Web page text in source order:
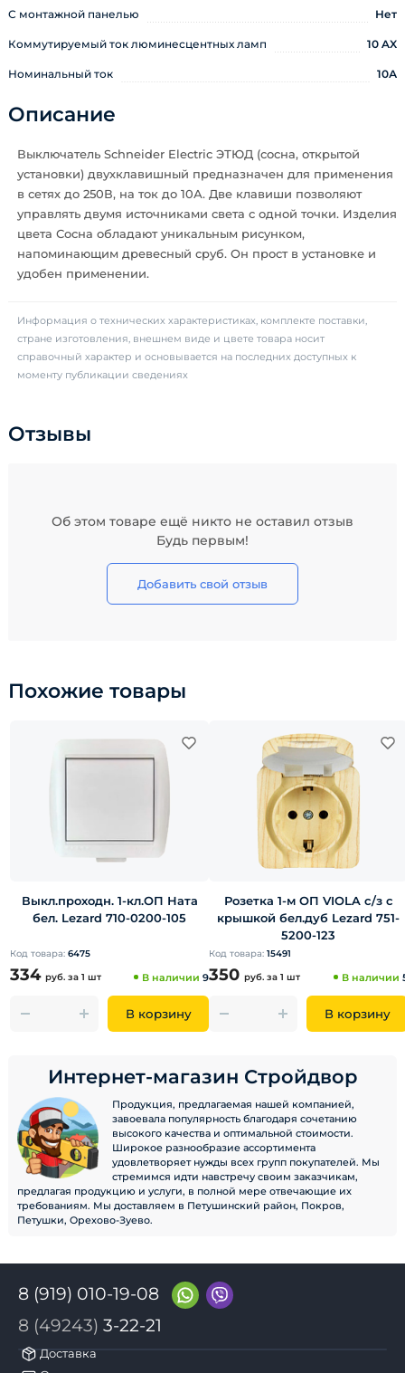
С монтажной панелью Нет
Коммутируемый ток люминесцентных ламп 10 AX
Номинальный ток 10А
Описание
Выключатель Schneider Electric ЭТЮД (сосна, открытой
установки) двухклавишный предназначен для применения
в сетях до 250В, на ток до 10А. Две клавиши позволяют
управлять двумя источниками света с одной точки. Изделия
цвета Сосна обладают уникальным рисунком,
напоминающим древесный сруб. Он прост в установке и
удобен применении.
Информация о технических характеристиках, комплекте поставки,
стране изготовления, внешнем виде и цвете товара носит
справочный характер и основывается на последних доступных к
моменту публикации сведениях
Отзывы
Об этом товаре ещё никто не оставил отзыв
Будь первым!
Добавить свой отзыв
Похожие товары
Выкл.проходн. 1-кл.ОП Ната
бел. Lezard 710-0200-105
Код товара: 6475
334 руб. за 1 шт В наличии 9
В корзину
Розетка 1-м ОП VIOLA с/з с
крышкой бел.дуб Lezard 751-
5200-123
Код товара: 15491
350 руб. за 1 шт В наличии
В корзину
Интернет-магазин Стройдвор
Продукция, предлагаемая нашей компанией,
завоевала популярность благодаря сочетанию
высокого качества и оптимальной стоимости.
Широкое разнообразие ассортимента
удовлетворяет нужды всех групп покупателей. Мы
стремимся идти навстречу своим заказчикам,
предлагая продукцию и услуги, в полной мере отвечающие их
требованиям. Мы доставляем в Петушинский район, Покров,
Петушки, Орехово-Зуево.
8 (919) 010-19-08
8 (49243) 3-22-21
Доставка